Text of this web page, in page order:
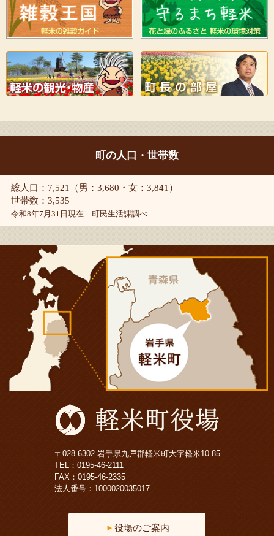
町の人口・世帯数
総人口：7,521（男：3,680・女：3,841）
世帯数：3,535
令和8年7月31日現在 町民生活課調べ
〒028-6302 岩手県九戸郡軽米町大字軽米10-85
TEL： 0195-46-2111
FAX：0195-46-2335
法人番号：1000020035017
役場のご案内